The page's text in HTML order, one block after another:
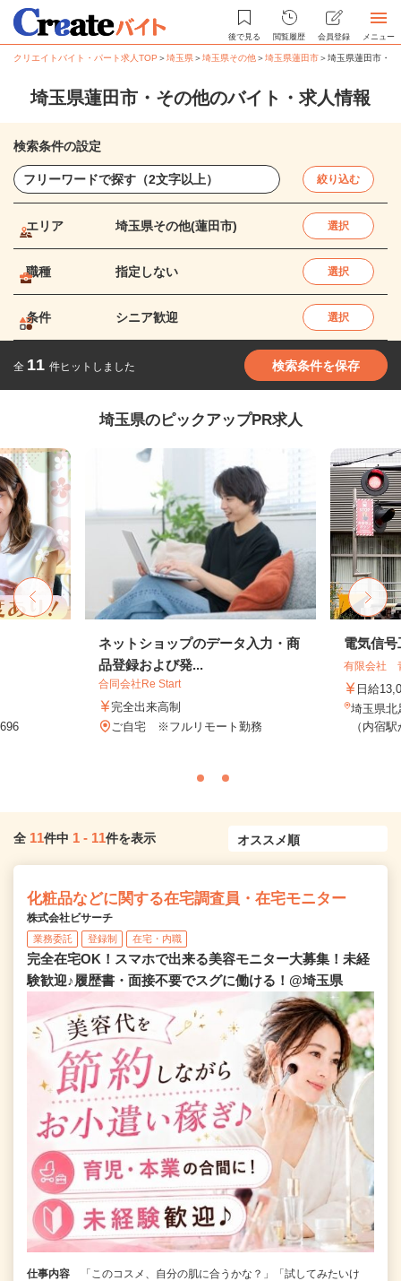
後で見る 閲覧履歴 会員登録 メニュー
クリエイトバイト・パート求人TOP ＞埼玉県＞埼玉県その他＞埼玉県蓮田市＞埼玉県蓮田市・
埼玉県蓮田市・その他のバイト・求人情報
検索条件の設定
絞り込む
エリア 埼玉県その他(蓮田市) 選択
職種 指定しない 選択
条件 シニア歓迎 選択
全 11 件ヒットしました 検索条件を保存
埼玉県のピックアップPR求人
ネットショップのデータ入力・商
品登録および発...
合同会社Re Start
完全出来高制
ご自宅 ※フルリモート勤務
電気信
有限会社
日給
埼玉県北
（内宿
全 11件中 1 - 11件を表示
化粧品などに関する在宅調査員・在宅モニター
株式会社ビサーチ
業務委託 登録制 在宅・内職
完全在宅OK！スマホで出来る美容モニター大募集！未経
験歓迎♪履歴書・面接不要でスグに働ける！@埼玉県
仕事内容
「このコスメ、自分の肌に合うかな？」「試してみたいけ